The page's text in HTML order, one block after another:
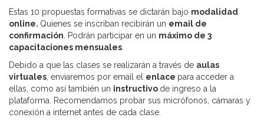
Estas 10 propuestas formativas se dictarán bajo modalidad
online. Quienes se inscriban recibirán un email de
confirmación . Podrán participar en un máximo de 3
capacitaciones mensuales
Debido a que las clases se realizarán a través de aulas
virtuales , enviaremos por email el enlace para acceder a
ellas, como así también un instructivo de ingreso a la
plataforma. Recomendamos probar sus micrófonos, cámaras y
conexión a internet antes de cada clase.